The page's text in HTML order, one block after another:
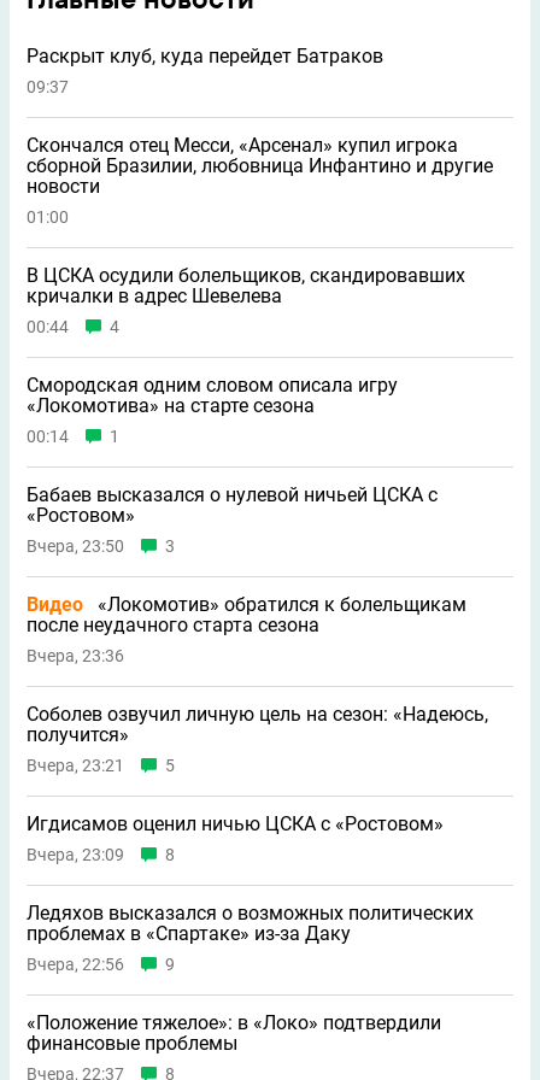
Раскрыт клуб, куда перейдет Батраков
09:37
Скончался отец Месси, «Арсенал» купил игрока
сборной Бразилии, любовница Инфантино и другие
новости
01:00
В ЦСКА осудили болельщиков, скандировавших
кричалки в адрес Шевелева
00:44 4
Смородская одним словом описала игру
«Локомотива» на старте сезона
00:14 1
Бабаев высказался о нулевой ничьей ЦСКА с
«Ростовом»
Вчера, 23:50 3
Видео
«Локомотив» обратился к болельщикам
после неудачного старта сезона
Вчера, 23:36
Соболев озвучил личную цель на сезон: «Надеюсь,
получится»
Вчера, 23:21 5
Игдисамов оценил ничью ЦСКА с «Ростовом»
Вчера, 23:09 8
Ледяхов высказался о возможных политических
проблемах в «Спартаке» из-за Даку
Вчера, 22:56 9
«Положение тяжелое»: в «Локо» подтвердили
финансовые проблемы
Вчера, 22:37 8